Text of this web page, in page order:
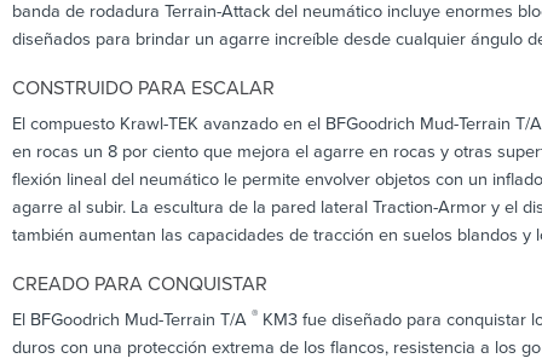
banda de rodadura Terrain-Attack del neumático incluye enormes
diseñados para brindar un agarre increíble desde cualquier ángulo
CONSTRUIDO PARA ESCALAR
El compuesto Krawl-TEK avanzado en el BFGoodrich Mud-Terrain T/
en rocas un 8 por ciento que mejora el agarre en rocas y otras
flexión lineal del neumático le permite envolver objetos con un
agarre al subir. La escultura de la pared lateral Traction-Armor y el
también aumentan las capacidades de tracción en suelos blandos y
CREADO PARA CONQUISTAR
El BFGoodrich Mud-Terrain T/A ® KM3 fue diseñado para conquistar
duros con una protección extrema de los flancos, resistencia a los